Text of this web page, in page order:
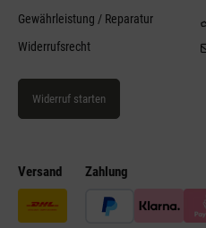
Versand Zahlung
Gewährleistung / Reparatur
Widerrufsrecht
Widerruf starten